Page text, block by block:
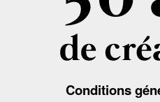
Conditions